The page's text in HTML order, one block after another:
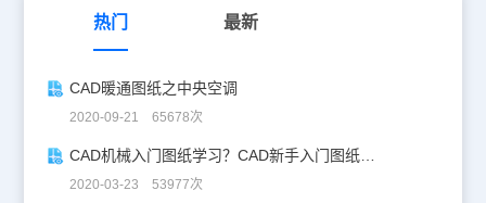
热门 最新
CAD暖通图纸之中央空调
2020-09-21 65678次
CAD机械入门图纸学习？CAD新手入门图纸练习
2020-03-23 53977次